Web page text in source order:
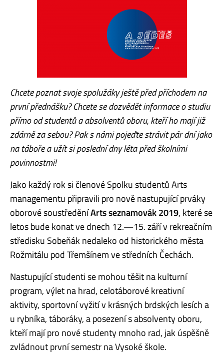
Chcete poznat svoje spolužáky ještě před příchodem na
první přednášku? Chcete se dozvědět informace o studiu
přímo od studentů a absolventů oboru, kteří ho mají již
zdárně za sebou? Pak s námi pojeďte strávit pár dní jako
na táboře a užít si poslední dny léta před školními
povinnostmi!
Jako každý rok si členové Spolku studentů Arts
managementu připravili pro nově nastupující prváky
oborové soustředěníArts seznamovák 2019, které se
letos bude konat ve dnech 12.—15. září v rekreačním
středisku Sobeňák nedaleko od historického města
Rožmitálu pod Třemšínem ve středních Čechách.
Nastupující studenti se mohou těšit na kulturní
program, výlet na hrad, celotáborové kreativní
aktivity, sportovní vyžití v krásných brdských lesích a
u rybníka, táboráky, a posezení s absolventy oboru,
kteří mají pro nové studenty mnoho rad, jak úspěšně
zvládnout první semestr na Vysoké škole.